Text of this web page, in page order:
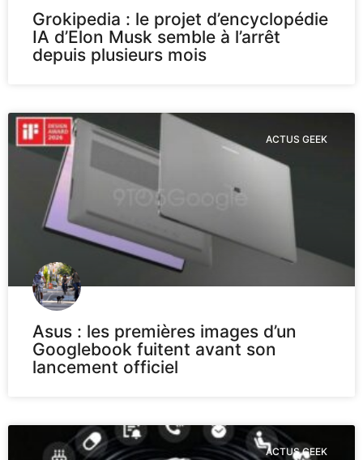
Grokipedia : le projet d’encyclopédie
IA d’Elon Musk semble à l’arrêt
depuis plusieurs mois
ACTUS GEEK
Asus : les premières images d’un
Googlebook fuitent avant son
lancement officiel
ACTUS GEEK